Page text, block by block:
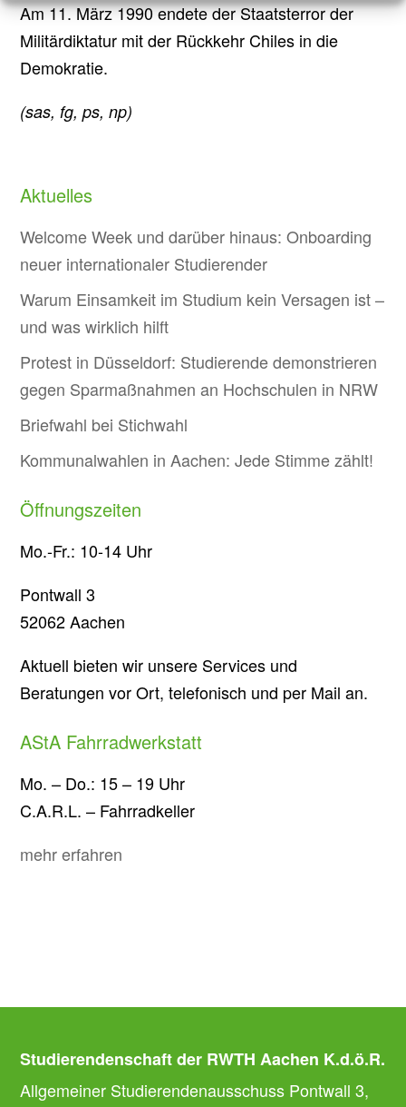
Am 11. März 1990 endete der Staatsterror der
Militärdiktatur mit der Rückkehr Chiles in die
Demokratie.
(sas, fg, ps, np)
Aktuelles
Welcome Week und darüber hinaus: Onboarding
neuer internationaler Studierender
Warum Einsamkeit im Studium kein Versagen ist –
und was wirklich hilft
Protest in Düsseldorf: Studierende demonstrieren
gegen Sparmaßnahmen an Hochschulen in NRW
Briefwahl bei Stichwahl
Kommunalwahlen in Aachen: Jede Stimme zählt!
Öffnungszeiten
Mo.-Fr.: 10-14 Uhr
Pontwall 3
52062 Aachen
Aktuell bieten wir unsere Services und
Beratungen vor Ort, telefonisch und per Mail an.
AStA Fahrradwerkstatt
Mo. – Do.: 15 – 19 Uhr
C.A.R.L. – Fahrradkeller
mehr erfahren
Studierendenschaft der RWTH Aachen K.d.ö.R.
Allgemeiner Studierendenausschuss Pontwall 3,